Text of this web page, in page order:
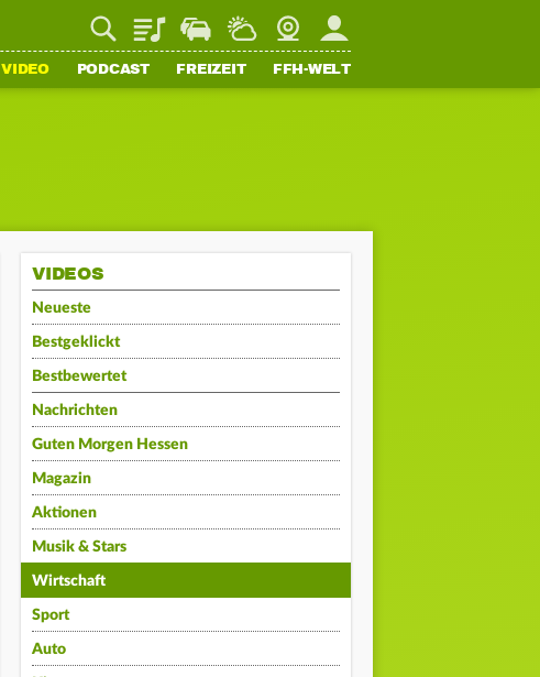
PlaylistStaupilotWetterWebcamMein FFH
VIDEO PODCAST FREIZEIT FFH-WELT
VIDEOS
Neueste
Bestgeklickt
Bestbewertet
Nachrichten
Guten Morgen Hessen
Magazin
Aktionen
Musik & Stars
Wirtschaft
Sport
Auto